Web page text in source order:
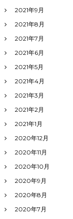
2021年9月
2021年8月
2021年7月
2021年6月
2021年5月
2021年4月
2021年3月
2021年2月
2021年1月
2020年12月
2020年11月
2020年10月
2020年9月
2020年8月
2020年7月